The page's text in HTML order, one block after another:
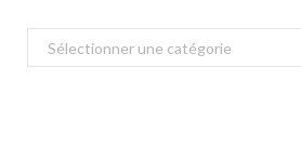
Catégories